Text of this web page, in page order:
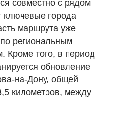
совместно с рядом
ключевые города
маршрута уже
региональным
Кроме того, в период
обновление
на-Дону, общей
километров, между